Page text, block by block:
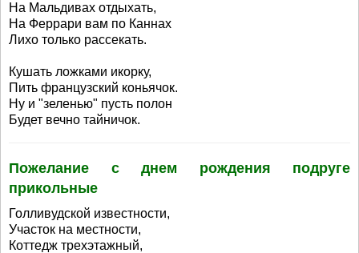
На Мальдивах отдыхать,
На Феррари вам по Каннах
Лихо только рассекать.
Кушать ложками икорку,
Пить французский коньячок.
Ну и "зеленью" пусть полон
Будет вечно тайничок.
Пожелание с днем рождения подруге
прикольные
Голливудской известности,
Участок на местности,
Коттедж трехэтажный,